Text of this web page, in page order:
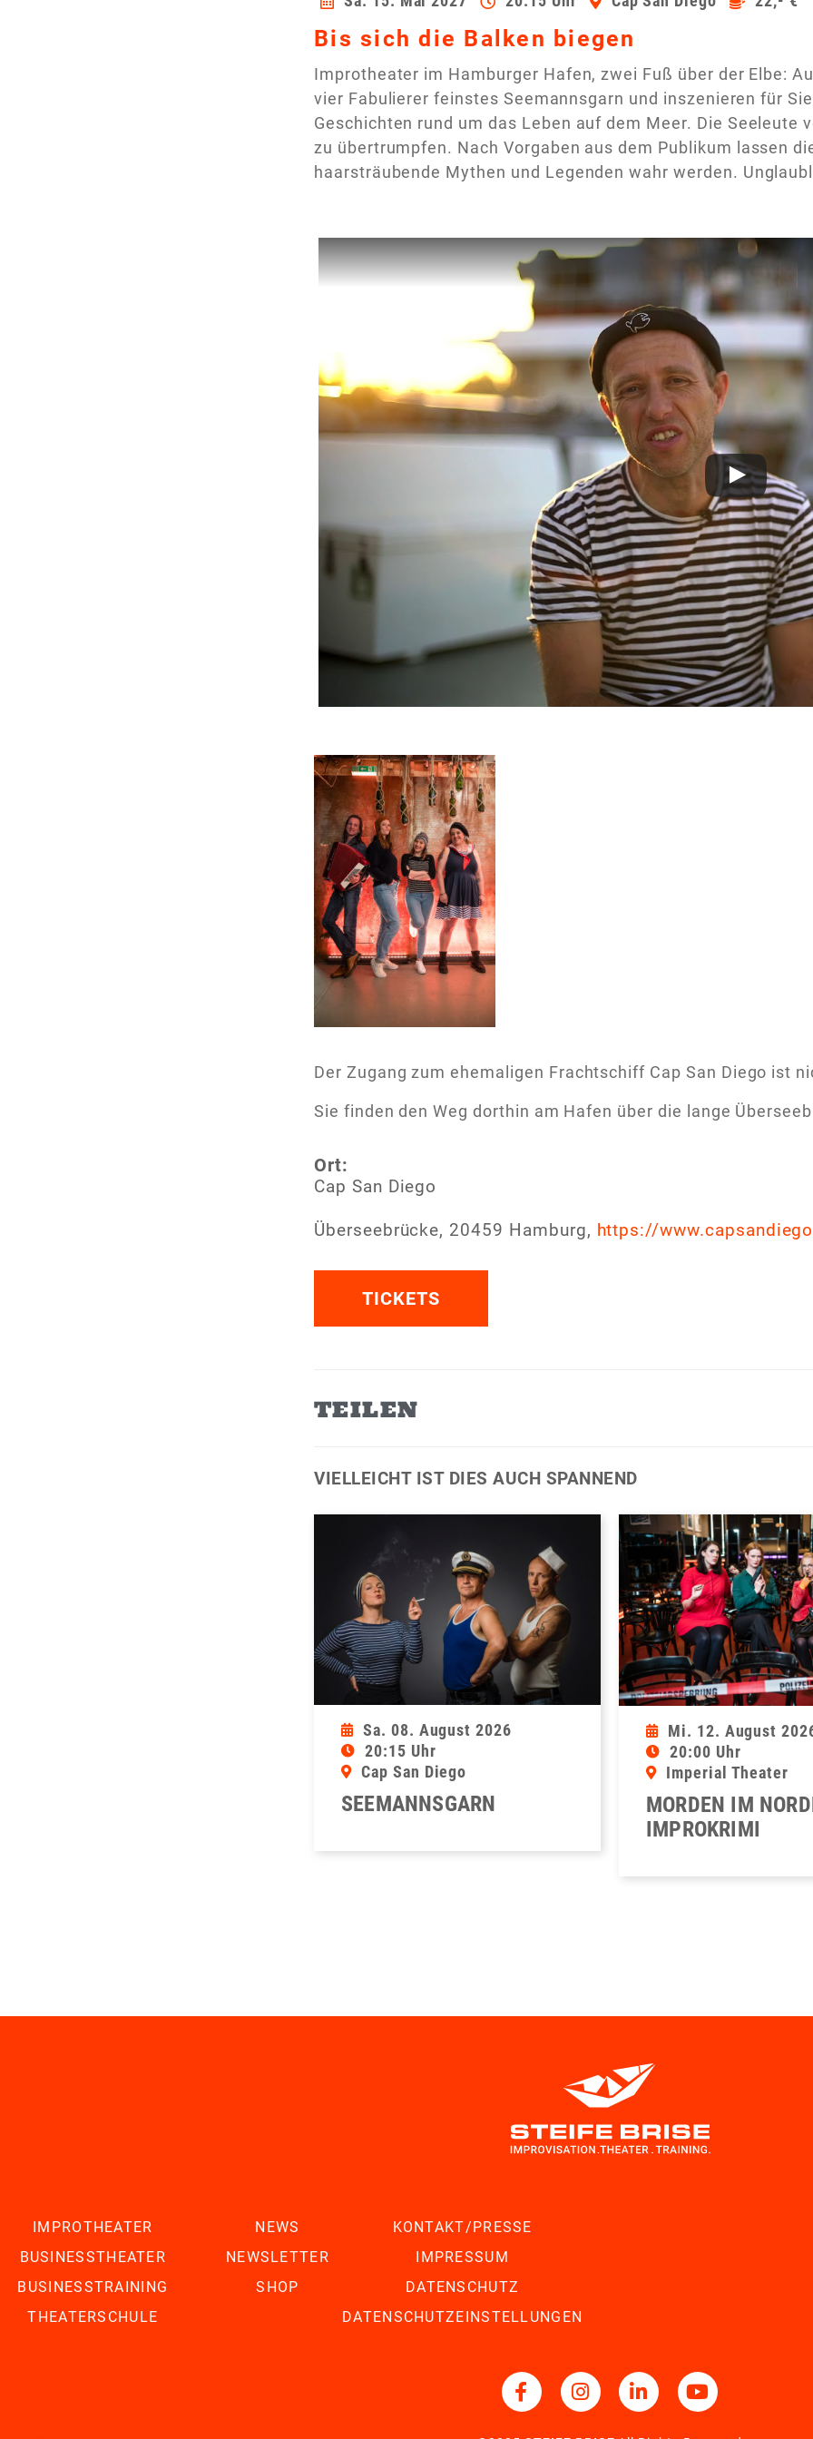
Bis sich die Balken biegen
Improtheater im Hamburger Hafen, zwei Fuß über der Elbe:
vier Fabulierer feinstes Seemannsgarn und inszenieren für
Geschichten rund um das Leben auf dem Meer. Die Seeleute
zu übertrumpfen. Nach Vorgaben aus dem Publikum lassen
haarsträubende Mythen und Legenden wahr werden.
Dieses Video auf YouTube ansehen
Der Zugang zum ehemaligen Frachtschiff Cap San Diego ist
Sie finden den Weg dorthin am Hafen über die lange
Ort:
Cap San Diego
Überseebrücke, 20459 Hamburg, https://
TICKETS
TEILEN
VIELLEICHT IST DIES AUCH SPANNEND
Sa. 08. August 2026
20:15 Uhr
Cap San Diego
SEEMANNSGARN
Mi. 12. August
20:00 Uhr
Imperial Theater
MORDEN IM
IMPROKRIMI
IMPROTHEATER
BUSINESSTHEATER
BUSINESSTRAINING
THEATERSCHULE
NEWS
NEWSLETTER
SHOP
KONTAKT/PRESSE
IMPRESSUM
DATENSCHUTZ
DATENSCHUTZEINSTELLUNGEN